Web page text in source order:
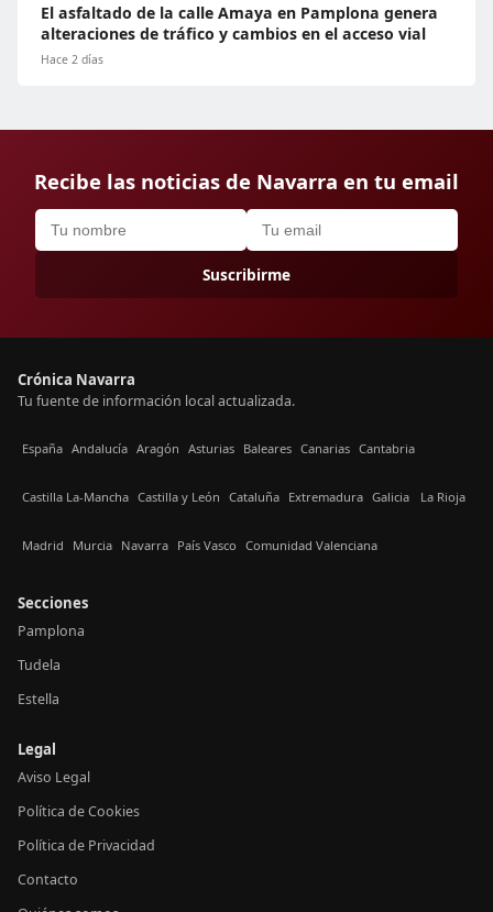
El asfaltado de la calle Amaya en Pamplona genera
alteraciones de tráfico y cambios en el acceso vial
Hace 2 días
Recibe las noticias de Navarra en tu email
Suscribirme
Crónica Navarra
Tu fuente de información local actualizada.
España Andalucía Aragón Asturias Baleares Canarias Cantabria
Castilla La-Mancha Castilla y León Cataluña Extremadura Galicia La Rioja
Madrid Murcia Navarra País Vasco Comunidad Valenciana
Secciones
Pamplona
Tudela
Estella
Legal
Aviso Legal
Política de Cookies
Política de Privacidad
Contacto